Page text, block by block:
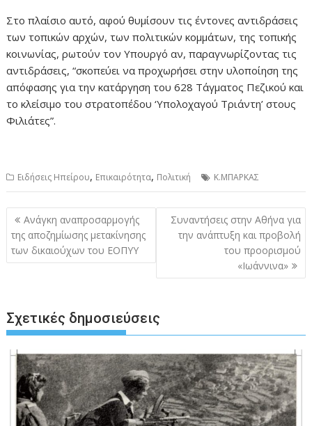
Στο πλαίσιο αυτό, αφού θυμίσουν τις έντονες αντιδράσεις
των τοπικών αρχών, των πολιτικών κομμάτων, της τοπικής
κοινωνίας, ρωτούν τον Υπουργό αν, παραγνωρίζοντας τις
αντιδράσεις, “σκοπεύει να προχωρήσει στην υλοποίηση της
απόφασης για την κατάργηση του 628 Τάγματος Πεζικού και
το κλείσιμο του στρατοπέδου ‘Υπολοχαγού Τριάντη’ στους
Φιλιάτες”.
Ειδήσεις Ηπείρου, Επικαιρότητα, Πολιτική Κ.ΜΠΑΡΚΑΣ
Πλοήγηση
άρθρων
Ανάγκη αναπροσαρμογής
της αποζημίωσης μετακίνησης
των δικαιούχων του ΕΟΠΥΥ
Συναντήσεις στην Αθήνα για
την ανάπτυξη και προβολή
του προορισμού
«Ιωάννινα»
Σχετικές δημοσιεύσεις